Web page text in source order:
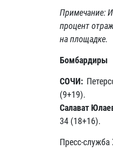
Примечание:
процент
на площадке.
Бомбардиры
СОЧИ:
(9+19).
Салават
34 (18+16).
Пресс-